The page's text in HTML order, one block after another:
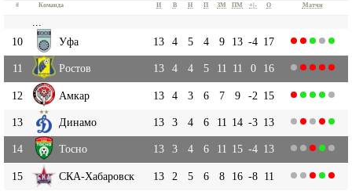
# Команда И В Н П ЗМ ПМ +|- О Матчи
10
Уфа 13 4 5 4 9 13 -4 17
11 Ростов 13 4 4 5 11 11 0 16
12 Амкар 13 4 3 6 7 9 -2 15
13 Динамо 13 3 4 6 11 14 -3 13
14 Тосно 13 3 4 6 11 15 -4 13
15 СКА-Хабаровск 13 2 5 6 8 16 -8 11